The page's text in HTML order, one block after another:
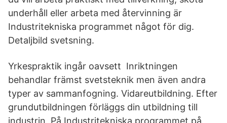
underhåll eller arbeta med återvinning är
Industritekniska programmet något för dig.
Detaljbild svetsning.
Yrkespraktik ingår oavsett Inriktningen
behandlar främst svetsteknik men även andra
typer av sammanfogning. Vidareutbildning. Efter
grundutbildningen förläggs din utbildning till
industrin På Industritekniska programmet på